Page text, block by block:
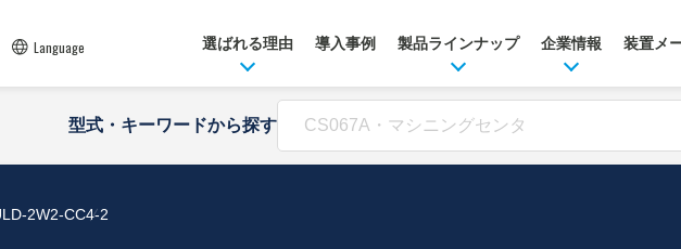
Language 選ばれる理由 導入事例 製品ラインナップ 企業情報 装置メ
型式・キーワードから探す
2W2-CC4-2